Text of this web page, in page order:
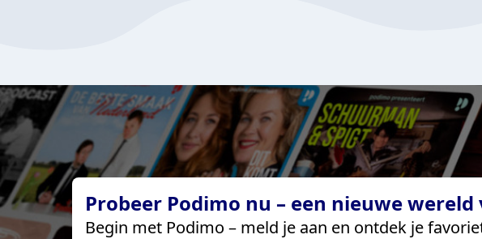
Probeer Podimo nu – een nieuwe
Begin met Podimo – meld je aan en ontdek je